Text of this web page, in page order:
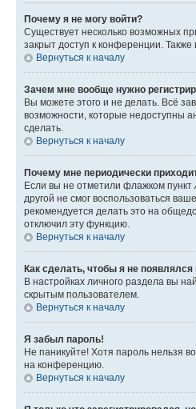
Почему я не могу войти?
Существует несколько возможных
закрыт доступ к конференции.
Вернуться к началу
Зачем мне вообще нужно
Вы можете этого и не делать. Всё
возможности, которые недоступны
сделать.
Вернуться к началу
Почему мне периодически
Если вы не отметили флажком пункт
другой не смог воспользоваться
рекомендуется делать это на
отключил эту функцию.
Вернуться к началу
Как сделать, чтобы я не
В настройках личного раздела вы
скрытым пользователем.
Вернуться к началу
Я забыл пароль!
Не паникуйте! Хотя пароль нельзя
на конференцию.
Вернуться к началу